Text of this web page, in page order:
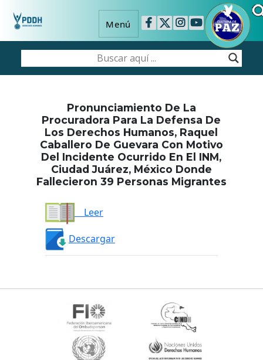
Menú
Pronunciamiento De La
Procuradora Para La Defensa De
Los Derechos Humanos, Raquel
Caballero De Guevara Con Motivo
Del Incidente Ocurrido En El INM,
Ciudad Juárez, México Donde
Fallecieron 39 Personas Migrantes
Leer
Descargar